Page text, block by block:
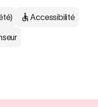
Accessibilité